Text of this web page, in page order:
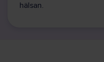
hälsan.